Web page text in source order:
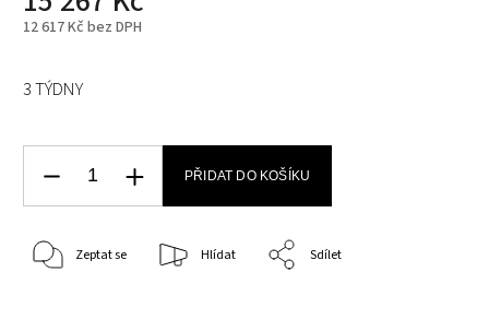
12 617 Kč bez DPH
3 TÝDNY
PŘIDAT DO KOŠÍKU
Zeptat se Hlídat Sdílet